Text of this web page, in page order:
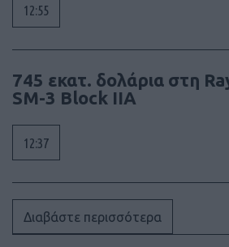
12:55
745 εκατ. δολάρια στη
SM-3 Block IIA
12:37
Διαβάστε περισσότερα